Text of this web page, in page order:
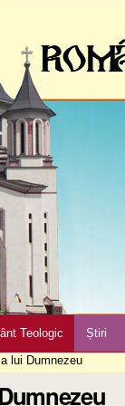
Teologic Știri
lui Dumnezeu